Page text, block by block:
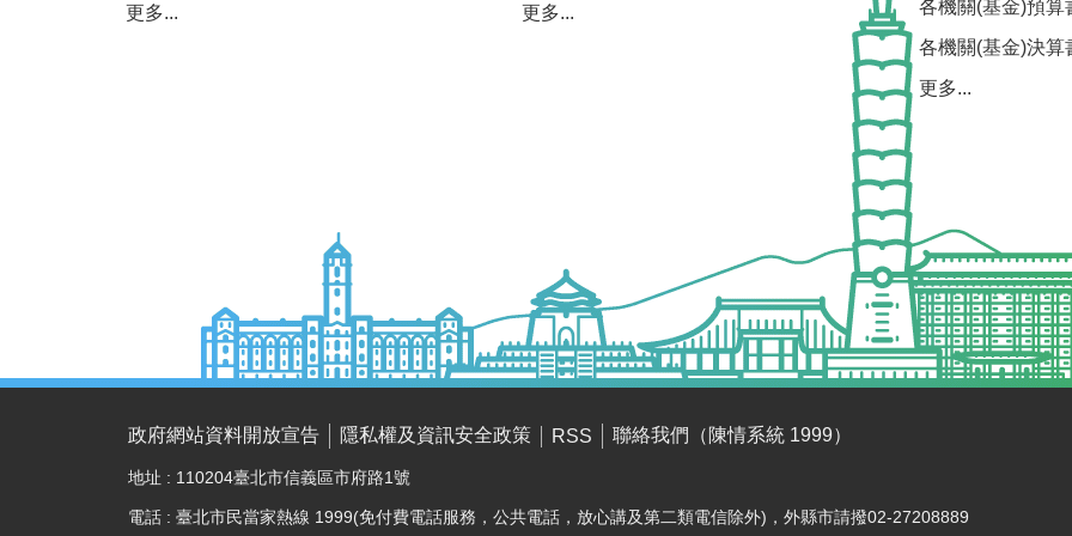
更多... 更多...
各機關(基金)預算
各機關(基金)決算
更多...
政府網站資料開放宣告 隱私權及資訊安全政策 RSS 聯絡我們（陳情系統 1999）
地址 : 110204臺北市信義區市府路1號
電話 : 臺北市民當家熱線 1999(免付費電話服務，公共電話，放心講及第二類電信除外)，外縣市請撥02-27208889